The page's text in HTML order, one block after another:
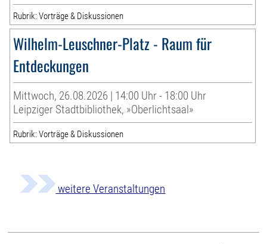
Rubrik: Vorträge & Diskussionen
Wilhelm-Leuschner-Platz - Raum für
Entdeckungen
Mittwoch, 26.08.2026 | 14:00 Uhr - 18:00 Uhr
Leipziger Stadtbibliothek, »Oberlichtsaal»
Rubrik: Vorträge & Diskussionen
weitere Veranstaltungen